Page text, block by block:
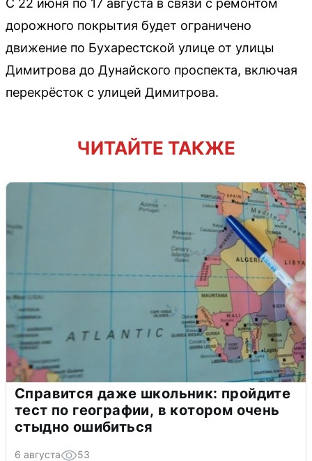
С 22 июня по 17 августа в связи с ремонтом
дорожного покрытия будет ограничено
движение по Бухарестской улице от улицы
Димитрова до Дунайского проспекта, включая
перекрёсток с улицей Димитрова.
ЧИТАЙТЕ ТАКЖЕ
Справится даже школьник: пройдите
тест по географии, в котором очень
стыдно ошибиться
6 августа 53